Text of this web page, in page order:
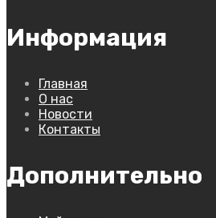
Информация
Главная
О нас
Новости
Контакты
Дополнительно